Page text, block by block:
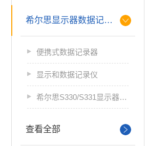
希尔思显示器数据记录仪
便携式数据记录器
显示和数据记录仪
希尔思S330/S331显示器数据记录仪
查看全部